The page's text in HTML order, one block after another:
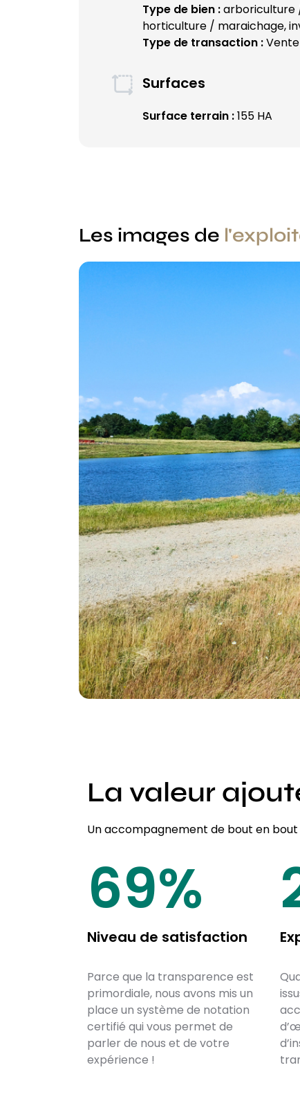
Type de bien :arboriculture
horticulture / maraichage,
Type de transaction :Vente
Surfaces
Surface terrain :155 HA
Les images de
La valeur
Un accompagnement de bout en
87%
Niveau de satisfaction
Parce que la transparence est
primordiale, nous avons mis un
place un système de notation
certifié qui vous permet de
parler de nous et de votre
expérience !